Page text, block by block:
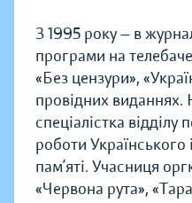
З 1995 року — в
програми на
«Без цензури»,
провідних виданнях.
спеціалістка відділу
роботи Українського
пам’яті. Учасниця
«Червона рута»,